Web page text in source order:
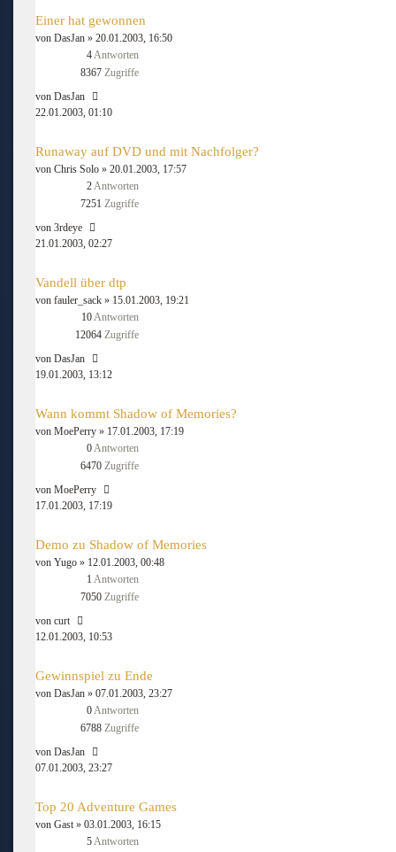
Einer hat gewonnen
von DasJan » 20.01.2003, 16:50
4Antworten
8367 Zugriffe
von DasJan
22.01.2003, 01:10
Runaway auf DVD und mit Nachfolger?
von Chris Solo » 20.01.2003, 17:57
2Antworten
7251 Zugriffe
von 3rdeye
21.01.2003, 02:27
Vandell über dtp
von fauler_sack » 15.01.2003, 19:21
10Antworten
12064 Zugriffe
von DasJan
19.01.2003, 13:12
Wann kommt Shadow of Memories?
von MoePerry » 17.01.2003, 17:19
0Antworten
6470 Zugriffe
von MoePerry
17.01.2003, 17:19
Demo zu Shadow of Memories
von Yugo » 12.01.2003, 00:48
1 Antworten
7050 Zugriffe
von curt
12.01.2003, 10:53
Gewinnspiel zu Ende
von DasJan » 07.01.2003, 23:27
0Antworten
6788 Zugriffe
von DasJan
07.01.2003, 23:27
Top 20 Adventure Games
von Gast» 03.01.2003, 16:15
5Antworten